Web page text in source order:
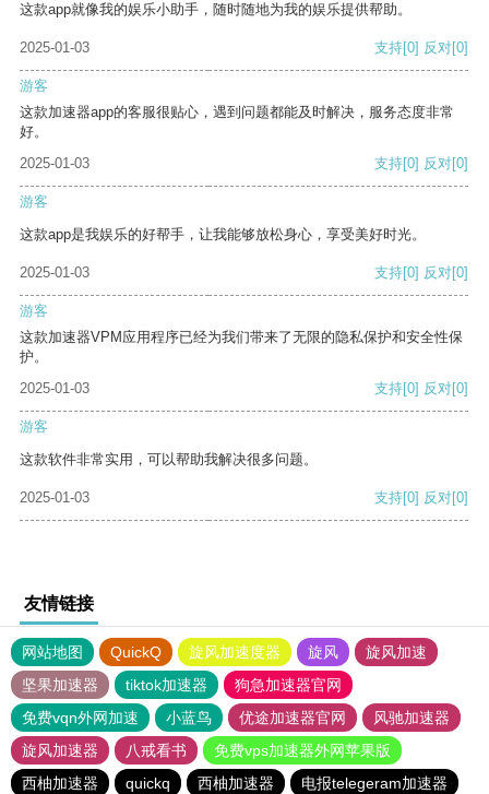
这款app就像我的娱乐小助手，随时随地为我的娱乐提供帮助。
2025-01-03 支持[0] 反对[0]
游客
这款加速器app的客服很贴心，遇到问题都能及时解决，服务态度非常
好。
2025-01-03
支持[0] 反对[0]
游客
这款app是我娱乐的好帮手，让我能够放松身心，享受美好时光。
2025-01-03 支持[0] 反对[0]
游客
这款加速器VPM应用程序已经为我们带来了无限的隐私保护和安全性保
护。
2025-01-03
支持[0] 反对[0]
游客
这款软件非常实用，可以帮助我解决很多问题。
2025-01-03 支持[0] 反对[0]
友情链接
网站地图 QuickQ 旋风加速度器 旋风
旋风加速
坚果加速器
tiktok加速器
狗急加速器官网
免费vqn外网加速
小蓝鸟 优途加速器官网
风驰加速器
旋风加速器
八戒看书
免费vps加速器外网苹果版
西柚加速器
quickq 西柚加速器 电报telegeram加速器